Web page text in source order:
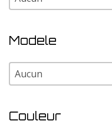
Modele
Modele
Modele
Couleur